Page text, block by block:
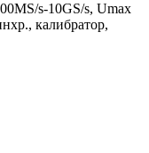
s-10GS/s, Umax
калибратор,